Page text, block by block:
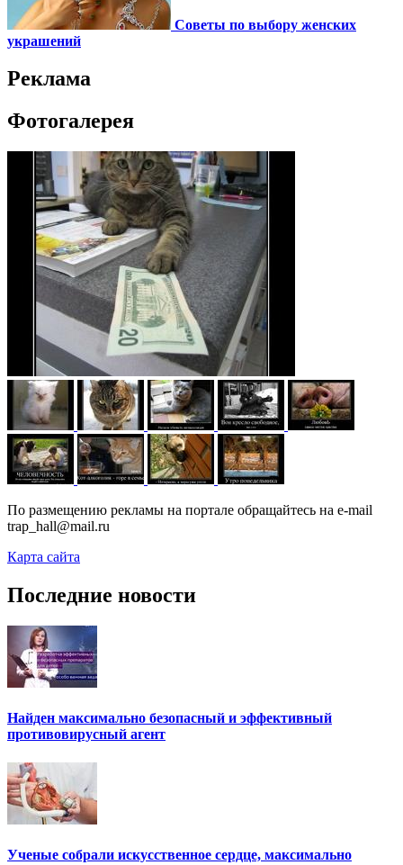
Советы по выбору женских
украшений
Реклама
Фотогалерея
По размещению рекламы на портале обращайтесь на e-mail
trap_hall@mail.ru
Карта сайта
Последние новости
Найден максимально безопасный и эффективный
противовирусный агент
Ученые собрали искусственное сердце, максимально